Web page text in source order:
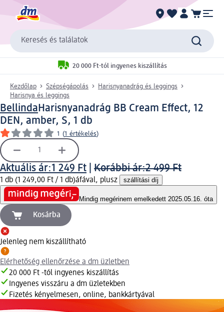
Keresés és találatok
20 000 Ft-tól ingyenes kiszállítás
Kezdőlap Szépségápolás
Harisnyanadrág és leggings
Harisnya és leggings
Bellinda Harisnyanadrág BB Cream Effect, 12
DEN, amber, S, 1 db
1 (1 értékelés)
Aktuális ár:1 249 Ft Korábbi ár:2 499 Ft
1 db (1 249,00 Ft / 1 db)áfával, plusz szállítási díj
Mindig megérinem emelkedett 2025.05.16. óta
Kosárba
Jelenleg nem kiszállítható
Elérhetőség ellenőrzése a dm üzletben
20 000 Ft -tól ingyenes kiszállítás
Ingyenes visszáru a dm üzletekben
Fizetés kényelmesen, online, bankkártyával